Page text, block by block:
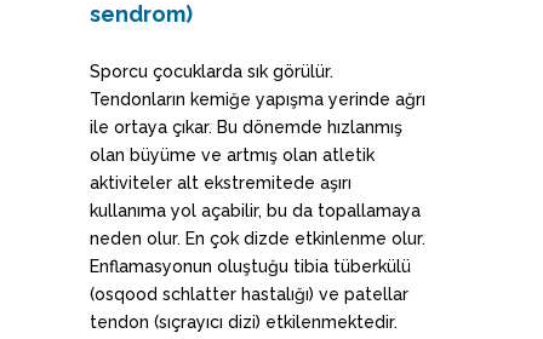
sendrom)
Sporcu çocuklarda sık görülür.
Tendonların kemiğe yapışma yerinde ağrı
ile ortaya çıkar. Bu dönemde hızlanmış
olan büyüme ve artmış olan atletik
aktiviteler alt ekstremitede aşırı
kullanıma yol açabilir, bu da topallamaya
neden olur. En çok dizde etkinlenme olur.
Enflamasyonun oluştuğu tibia tüberkülü
(osqood schlatter hastalığı) ve patellar
tendon (sıçrayıcı dizi) etkilenmektedir.